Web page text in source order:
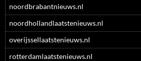
noordbrabantnieuws.nl
noordhollandlaatstenieuws.nl
overijssellaatstenieuws.nl
rotterdamlaatstenieuws.nl